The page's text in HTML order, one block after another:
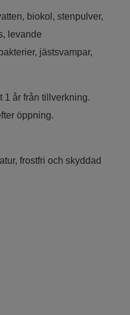
biokol, stenpulver,
levande
jästsvampar,
1 år från tillverkning.
öppning.
frostfri och skyddad